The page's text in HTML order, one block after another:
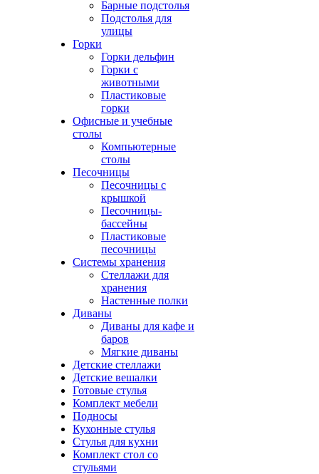
Барные подстолья
Подстолья для
улицы
Горки
Горки дельфин
Горки с
животными
Пластиковые
горки
Офисные и учебные
столы
Компьютерные
столы
Песочницы
Песочницы с
крышкой
Песочницы-
бассейны
Пластиковые
песочницы
Системы хранения
Стеллажи для
хранения
Настенные полки
Диваны
Диваны для кафе и
баров
Мягкие диваны
Детские стеллажи
Детские вешалки
Готовые стулья
Комплект мебели
Подносы
Кухонные стулья
Стулья для кухни
Комплект стол со
стульями